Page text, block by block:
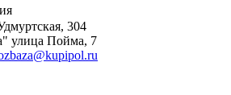
304
улица Пойма, 7